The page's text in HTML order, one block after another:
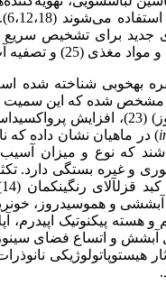
جدید برای تشخیص سریع
ببرند (10،13،16،27).
مشخص شده که این سمیت
) در ماهیان نشان داده که
که نوع و میزان
و غیره بستگی دارد.
و هموسیدروز،
ساختار نامنظم و هسته
آبشش و اتساع فضای
خاویاری سیبری (21) از آثار